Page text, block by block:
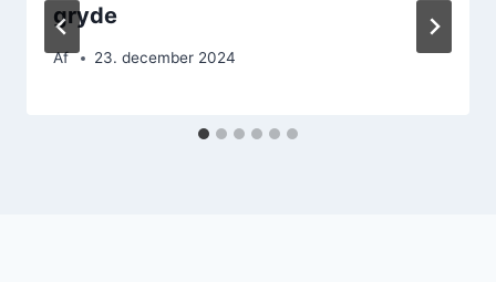
gryde
Af 23. december 2024